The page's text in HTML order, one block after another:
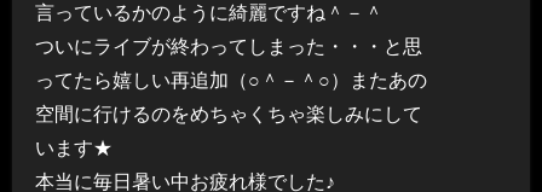
言っているかのように綺麗ですね＾－＾
ついにライブが終わってしまった・・・と思
ってたら嬉しい再追加（○＾－＾○）またあの
空間に行けるのをめちゃくちゃ楽しみにして
います★
本当に毎日暑い中お疲れ様でした♪